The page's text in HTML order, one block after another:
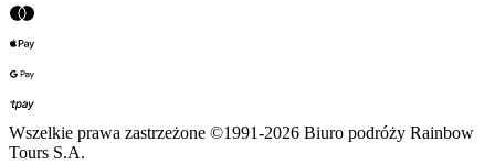
Wszelkie prawa zastrzeżone ©1991-2026 Biuro podróży Rainbow
Tours S.A.